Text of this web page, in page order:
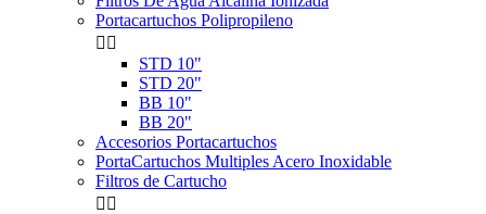
Portacartuchos Polipropileno
 
STD 10"
STD 20"
BB 10"
BB 20"
Accesorios Portacartuchos
PortaCartuchos Multiples Acero Inoxidable
Filtros de Cartucho
 